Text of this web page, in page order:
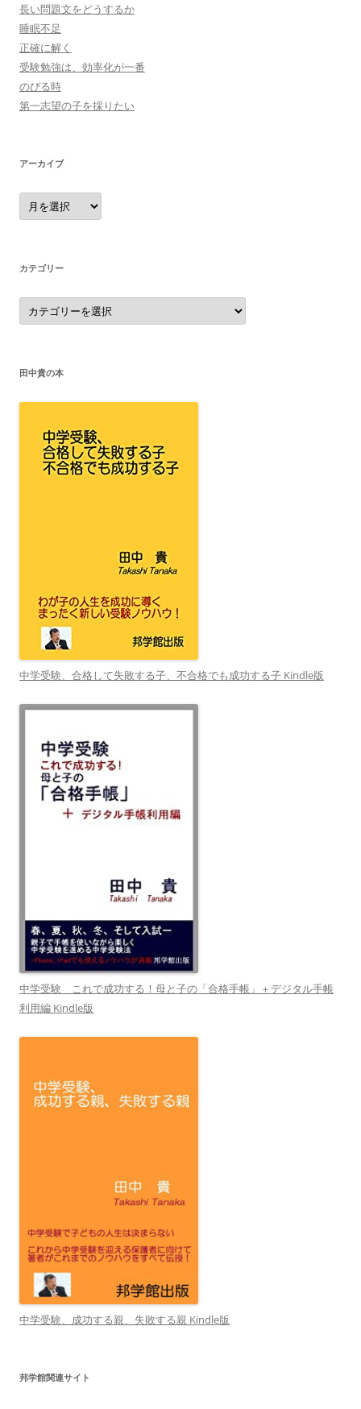
長い問題文をどうするか
睡眠不足
正確に解く
受験勉強は、効率化が一番
のびる時
第一志望の子を採りたい
アーカイブ
ア
ー
カ
カテゴリー
カ
テ
ゴ
田中貴の本
中学受験、合格して失敗する子、不合格でも成功する子 Kindle版
中学受験 これで成功する！母と子の「合格手帳」＋デジタル手帳
利用編 Kindle版
中学受験、成功する親、失敗する親 Kindle版
邦学館関連サイト